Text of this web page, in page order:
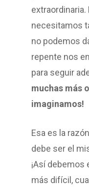
extraordinaria.
necesitamos
no podemos
repente nos
para seguir
muchas más
imaginamos!
Esa es la
debe ser el
¡Así
más difícil,